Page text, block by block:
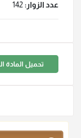
عدد الزوار: 142
تحميل المادة